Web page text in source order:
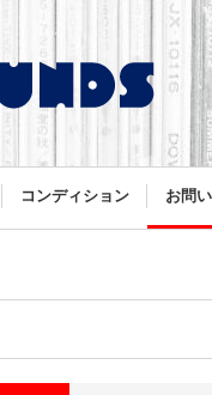
コンディション お問